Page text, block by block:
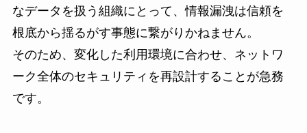
なデータを扱う組織にとって、情報漏洩は信頼を
根底から揺るがす事態に繋がりかねません。
そのため、変化した利用環境に合わせ、ネットワ
ーク全体のセキュリティを再設計することが急務
です。